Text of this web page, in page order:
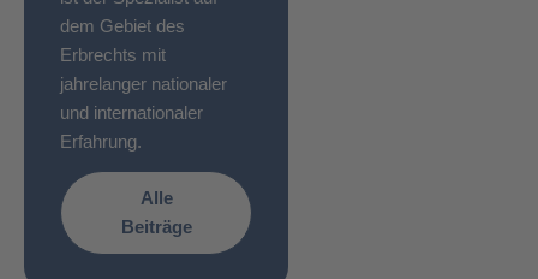
dem Gebiet des
Erbrechts mit
jahrelanger nationaler
und internationaler
Erfahrung.
Alle
Beiträge